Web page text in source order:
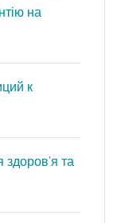
на
к
та